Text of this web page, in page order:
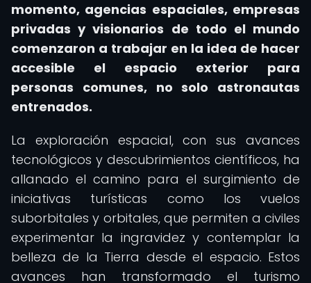
momento, agencias espaciales, empresas
privadas y visionarios de todo el mundo
comenzaron a trabajar en la idea de hacer
accesible el espacio exterior para
personas comunes, no solo astronautas
entrenados.
La exploración espacial, con sus avances
tecnológicos y descubrimientos científicos, ha
allanado el camino para el surgimiento de
iniciativas turísticas como los vuelos
suborbitales y orbitales, que permiten a civiles
experimentar la ingravidez y contemplar la
belleza de la Tierra desde el espacio. Estos
avances han transformado el turismo